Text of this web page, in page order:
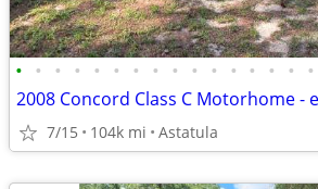
• • • • • • • • • • • • • • • •
7/15 104k mi Astatula